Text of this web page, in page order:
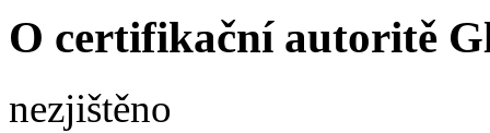
O certifikační autoritě
nezjištěno